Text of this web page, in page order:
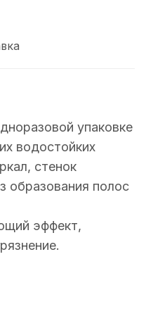
упаковке
водостойких
стенок
образования полос
эффект,